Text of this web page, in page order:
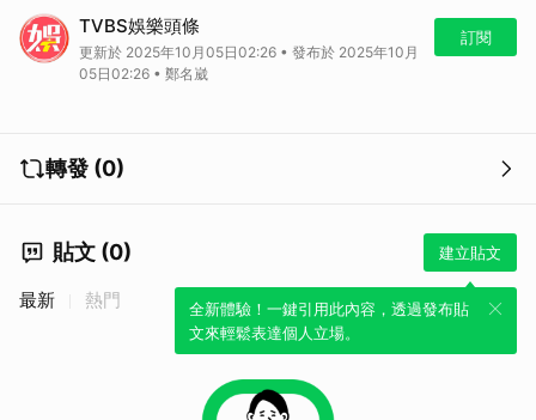
影音／釜山女神李晧禎驚喜回歸 南珉貞、慈妹被嚇到要補妝
TVBS娛樂頭條
更新於 2025年10月05日02:26 • 發布於 2025年10月
05日02:26 • 鄭名崴
訂閱
轉發 (0)
貼文 (0) 建立貼文
全新體驗！一鍵引用此內容，透過發布貼
文來輕鬆表達個人立場。
最新 熱門